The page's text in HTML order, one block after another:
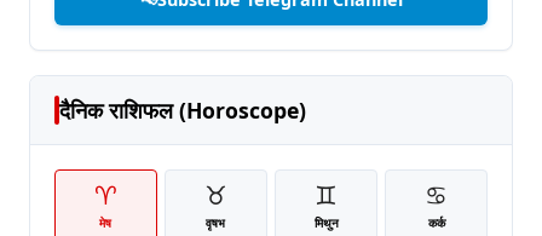
दैनिक राशिफल (Horoscope)
♈
मेष
♉
वृषभ
♊
मिथुन
♋
कर्क